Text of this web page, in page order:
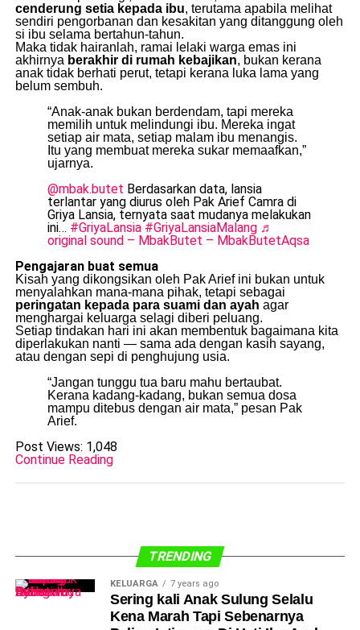
cenderung setia kepada ibu, terutama apabila melihat
sendiri pengorbanan dan kesakitan yang ditanggung oleh
si ibu selama bertahun-tahun.
Maka tidak hairanlah, ramai lelaki warga emas ini
akhirnya berakhir di rumah kebajikan, bukan kerana
anak tidak berhati perut, tetapi kerana luka lama yang
belum sembuh.
“Anak-anak bukan berdendam, tapi mereka
memilih untuk melindungi ibu. Mereka ingat
setiap air mata, setiap malam ibu menangis.
Itu yang membuat mereka sukar memaafkan,”
ujarnya.
@mbak.butet Berdasarkan data, lansia
terlantar yang diurus oleh Pak Arief Camra di
Griya Lansia, ternyata saat mudanya melakukan
ini… #GriyaLansia #GriyaLansiaMalang ♬
original sound – MbakButet – MbakButetAqsa
Pengajaran buat semua
Kisah yang dikongsikan oleh Pak Arief ini bukan untuk
menyalahkan mana-mana pihak, tetapi sebagai
peringatan kepada para suami dan ayah agar
menghargai keluarga selagi diberi peluang.
Setiap tindakan hari ini akan membentuk bagaimana kita
diperlakukan nanti — sama ada dengan kasih sayang,
atau dengan sepi di penghujung usia.
“Jangan tunggu tua baru mahu bertaubat.
Kerana kadang-kadang, bukan semua dosa
mampu ditebus dengan air mata,” pesan Pak
Arief.
Post Views: 1,048
Continue Reading
TRENDING
KELUARGA 7 years ago
Sering kali Anak Sulung Selalu
Kena Marah Tapi Sebenarnya